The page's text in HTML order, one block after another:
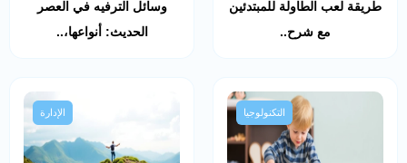
طريقة لعب الطاولة للمبتدئين
مع شرح..
وسائل الترفيه في العصر
الحديث: أنواعها،..
التكنولوجيا الإدارة